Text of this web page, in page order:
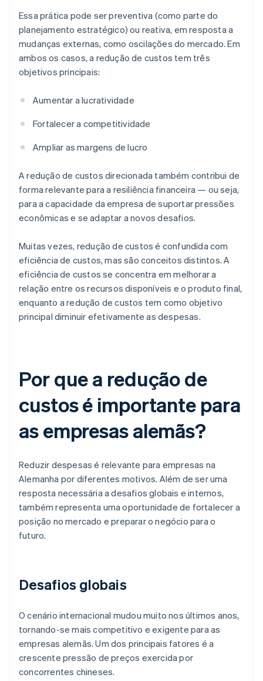
Essa prática pode ser preventiva (como parte do
planejamento estratégico) ou reativa, em resposta a
mudanças externas, como oscilações do mercado. Em
ambos os casos, a redução de custos tem três
objetivos principais:
Aumentar a lucratividade
Fortalecer a competitividade
Ampliar as margens de lucro
A redução de custos direcionada também contribui de
forma relevante para a resiliência financeira — ou seja,
para a capacidade da empresa de suportar pressões
econômicas e se adaptar a novos desafios.
Muitas vezes, redução de custos é confundida com
eficiência de custos, mas são conceitos distintos. A
eficiência de custos se concentra em melhorar a
relação entre os recursos disponíveis e o produto final,
enquanto a redução de custos tem como objetivo
principal diminuir efetivamente as despesas.
Por que a redução de
custos é importante para
as empresas alemãs?
Reduzir despesas é relevante para empresas na
Alemanha por diferentes motivos. Além de ser uma
resposta necessária a desafios globais e internos,
também representa uma oportunidade de fortalecer a
posição no mercado e preparar o negócio para o
futuro.
Desafios globais
O cenário internacional mudou muito nos últimos anos,
tornando-se mais competitivo e exigente para as
empresas alemãs. Um dos principais fatores é a
crescente pressão de preços exercida por
concorrentes chineses.